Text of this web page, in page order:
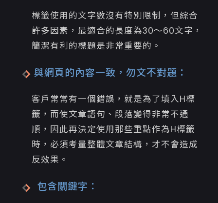
標籤使用的文字數沒有特別限制，但綜合
許多因素，最適合的長度為30～60文字，
簡潔有利的標題是非常重要的。
與網頁的內容一致，勿文不對題：
客戶常常有一個錯誤，就是為了填入H標
籤，而使文章語句、段落變得非常不通
順，因此再決定使用那些重點作為H標籤
時，必須考量整體文章結構，才不會造成
反效果。
包含關鍵字：